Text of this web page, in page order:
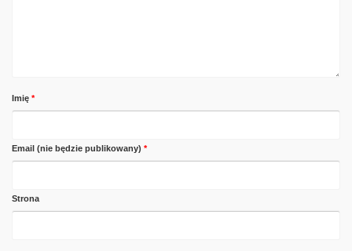
Imię *
Email (nie będzie publikowany) *
Strona